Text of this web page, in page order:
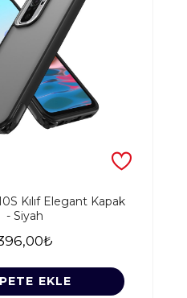
Kılıf Elegant Kapak
- Siyah
EKLE